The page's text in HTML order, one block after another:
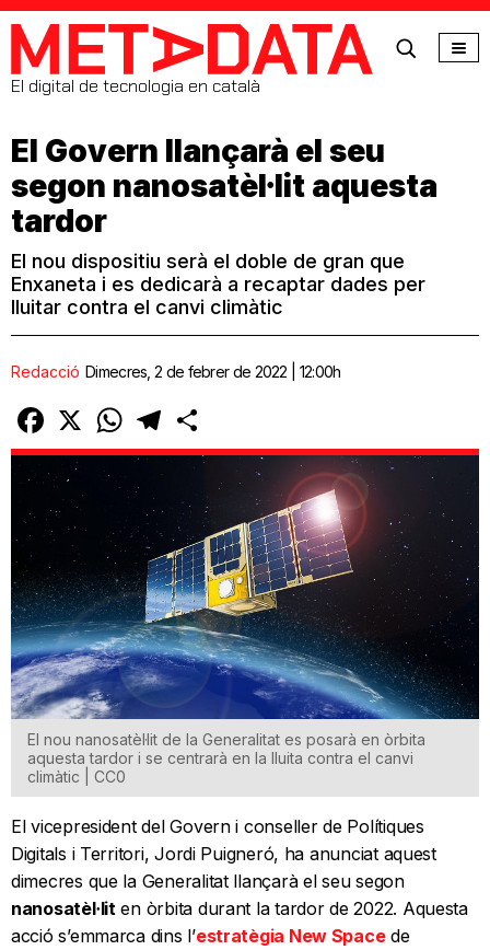
MetaData
El digital de tecnologia en català
El Govern llançarà el seu
segon nanosatèl·lit aquesta
tardor
El nou dispositiu serà el doble de gran que
Enxaneta i es dedicarà a recaptar dades per
lluitar contra el canvi climàtic
Redacció Dimecres, 2 de febrer de 2022 | 12:00h
Facebook
X WhatsAppTelegram
El nou nanosatèl·lit de la Generalitat es posarà en òrbita
aquesta tardor i se centrarà en la lluita contra el canvi
climàtic | CC0
El vicepresident del Govern i conseller de Polítiques
Digitals i Territori, Jordi Puigneró, ha anunciat aquest
dimecres que la Generalitat llançarà el seu segon
nanosatèl·lit en òrbita durant la tardor de 2022. Aquesta
acció s’emmarca dins l’estratègia New Spacede